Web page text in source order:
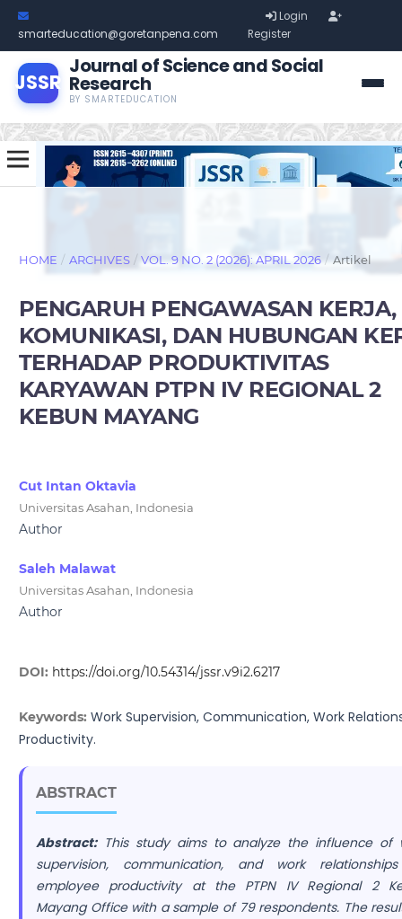
smarteducation@goretanpena.com
Login
Register
JSSR
Journal of Science and Social
Research
BY SMARTEDUCATION
HOME / ARCHIVES / VOL. 9 NO. 2 (2026): APRIL 2026 / Artikel
PENGARUH PENGAWASAN KERJA,
KOMUNIKASI, DAN HUBUNGAN
TERHADAP PRODUKTIVITAS
KARYAWAN PTPN IV REGIONAL 2
KEBUN MAYANG
Cut Intan Oktavia
Universitas Asahan, Indonesia
Author
Saleh Malawat
Universitas Asahan, Indonesia
Author
DOI: https://doi.org/10.54314/jssr.v9i2.6217
Keywords: Work Supervision, Communication, Work
Productivity.
ABSTRACT
Abstract: This study aims to analyze the influence of
supervision, communication, and work
employee productivity at the PTPN IV Regional 2
Mayang Office with a sample of 79 respondents. The